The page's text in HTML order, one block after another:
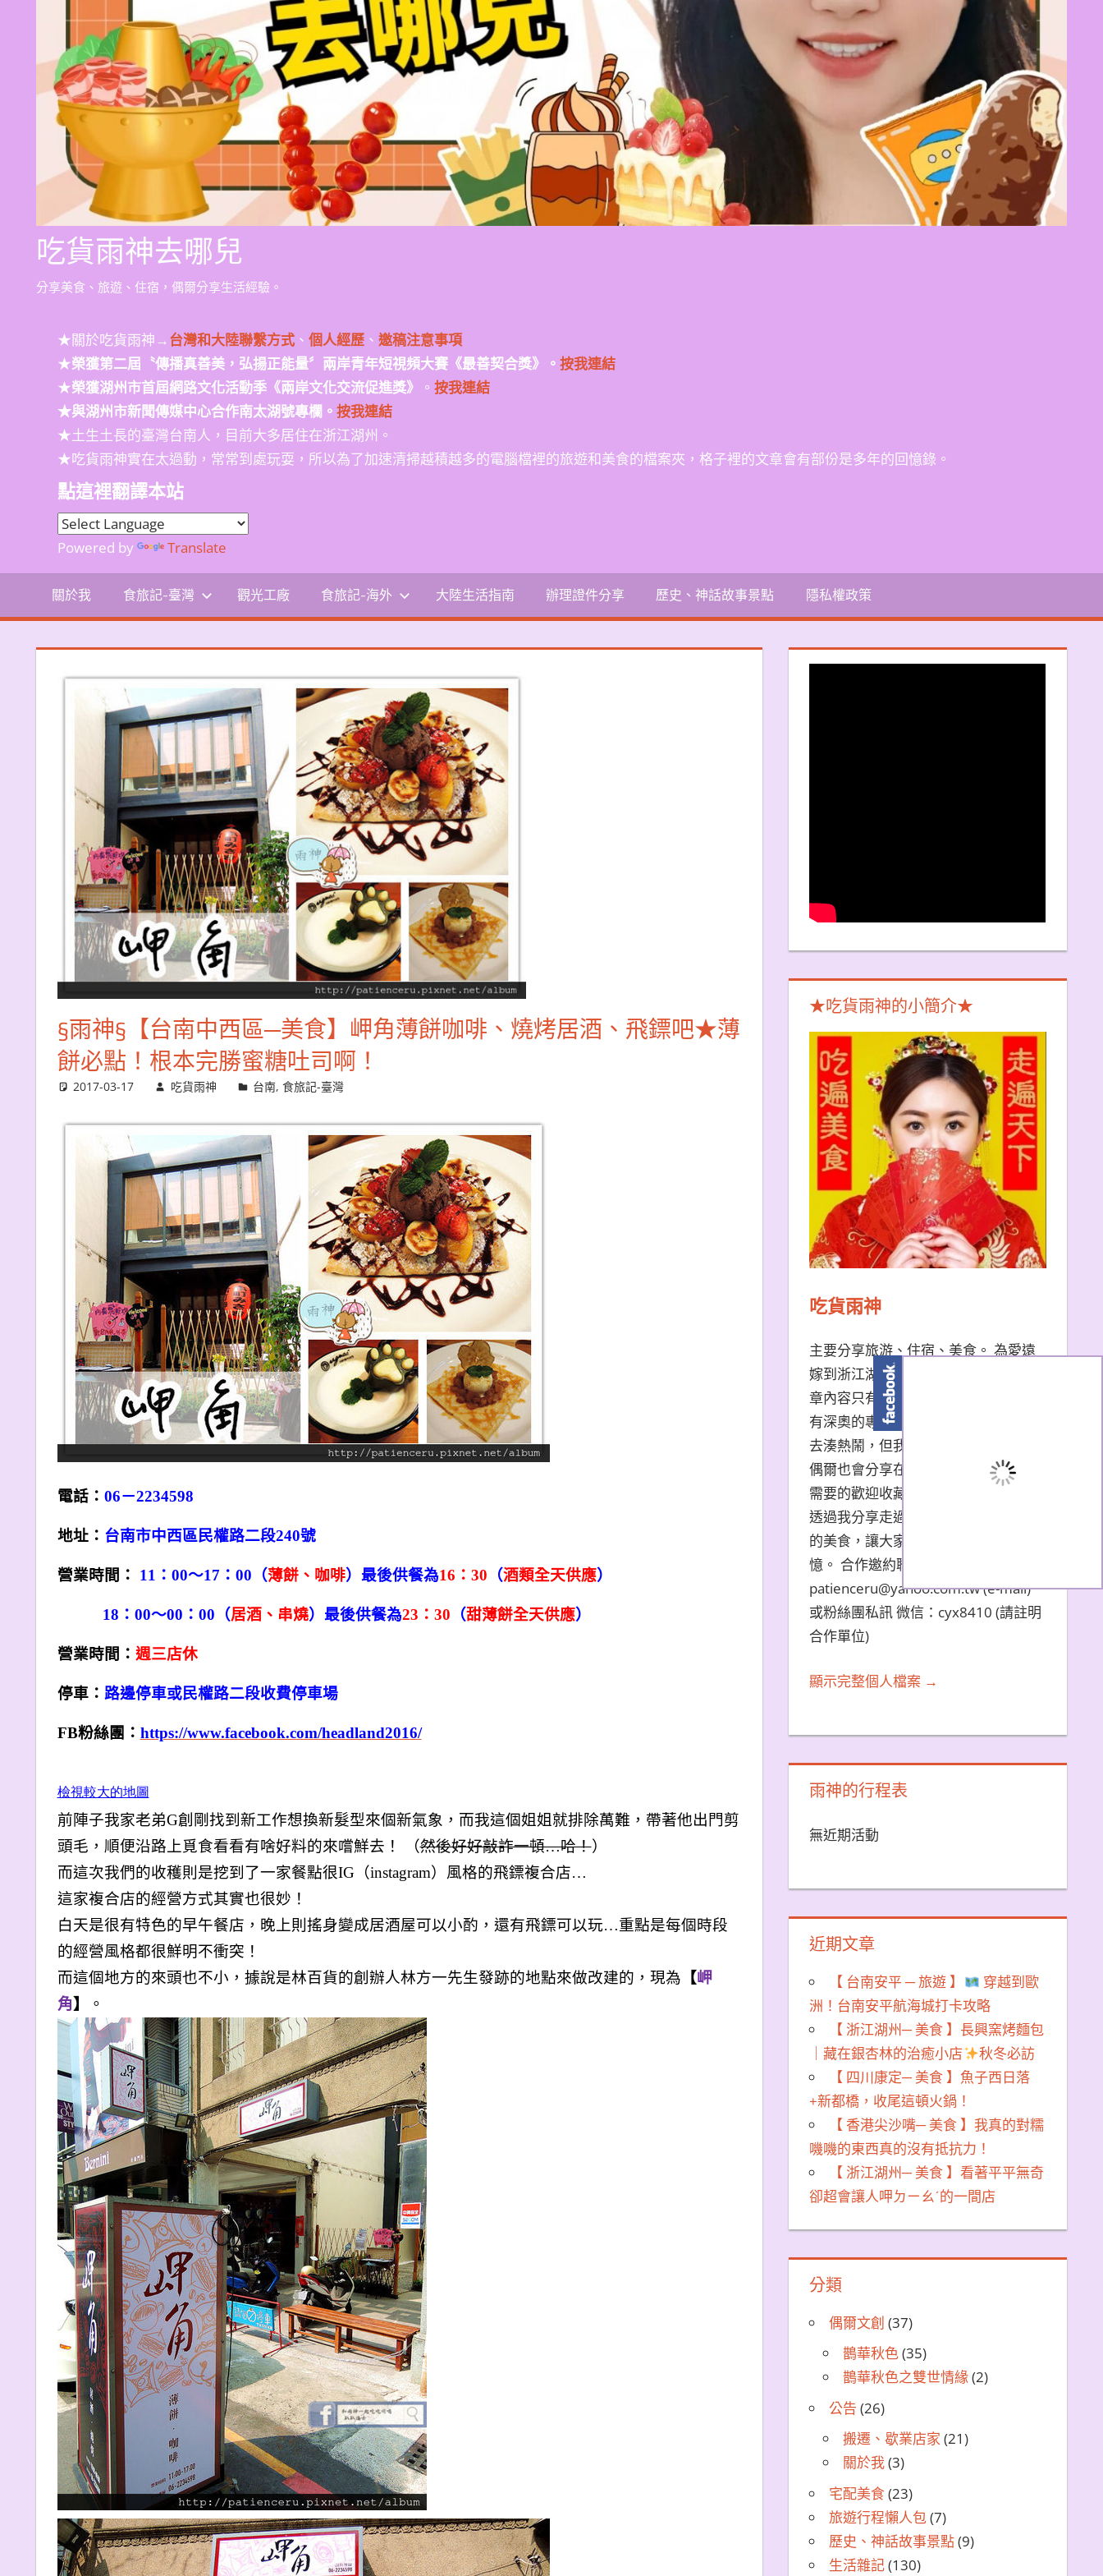
吃貨雨神去哪兒
分享美食、旅遊、住宿，偶爾分享生活經驗。
★關於吃貨雨神→台灣和大陸聯繫方式、 個人經歷、 邀稿注意事項
★榮獲第二屆〝傳播真善美，弘揚正能量〞兩岸青年短視頻大賽《最善契合獎》。 按我連結
★榮獲湖州市首屆網路文化活動季《兩岸文化交流促進獎》 。 按我連結
★與湖州市新聞傳媒中心合作南太湖號專欄。 按我連結
★土生土長的臺灣台南人，目前大多居住在浙江湖州。
★吃貨雨神實在太過動，常常到處玩耍，所以為了加速清掃越積越多的電腦檔裡的旅遊和美食的檔案夾，格子裡的文章會有部份是多年的回憶錄。
點這裡翻譯本站
Powered by Translate
關於我 食旅記-臺灣 觀光工廠 食旅記-海外 大陸生活指南 辦理證件分享 歷史、神話故事景點 隱私權政策
§雨神§【台南中西區─美食】岬角薄餅咖啡、燒烤居酒、飛鏢吧★薄
餅必點！根本完勝蜜糖吐司啊！
2017-03-17 吃貨雨神 台南,食旅記-臺灣
電話： 06－2234598
地址： 台南市中西區民權路二段240號
營業時間： 11：00～17：00（薄餅、咖啡）最後供餐為16 ：30 （酒類全天供應）
18 ：00～00：00（居酒、串燒）最後供餐為23 ：30 （甜薄餅全天供應）
營業時間： 週三店休
停車： 路邊停車或民權路二段收費停車場
FB粉絲團： https://www.facebook.com/headland2016/
檢視較大的地圖
前陣子我家老弟G創剛找到新工作想換新髮型來個新氣象，而我這個姐姐就排除萬難，帶著他出門剪
頭毛，順便沿路上覓食看看有啥好料的來嚐鮮去！ （然後好好敲詐一頓…哈！）
而這次我們的收穫則是挖到了一家餐點很IG（instagram）風格的飛鏢複合店…
這家複合店的經營方式其實也很妙！
白天是很有特色的早午餐店，晚上則搖身變成居酒屋可以小酌，還有飛鏢可以玩…重點是每個時段
的經營風格都很鮮明不衝突！
而這個地方的來頭也不小，據說是林百貨的創辦人林方一先生發跡的地點來做改建的，現為 【岬
角】 。
★吃貨雨神的小簡介★
吃貨雨神
主要分享旅游、住宿、美食。 為愛遠
嫁到浙江湖州的台南天秤座女子。 文
章內容只有非常口語易懂的描述，沒
有深奧的專有名詞。 熱門景點我也會
去湊熱鬧，但我更愛冷門小眾景點。
偶爾也會分享在大陸生活的小撇步，
需要的歡迎收藏文章。 希望大家能夠
透過我分享走過的旅遊景點和品嚐過
的美食，讓大家都能夠擁有美好的回
憶。 合作邀約聯繫方式：
patienceru@yahoo.com.tw (e-mail)
或粉絲團私訊 微信：cyx8410 (請註明
合作單位)
顯示完整個人檔案 →
雨神的行程表
無近期活動
近期文章
【 台南安平 ─ 旅遊 】
穿越到歐
洲！台南安平航海城打卡攻略
【 浙江湖州─ 美食 】長興窯烤麵包
｜藏在銀杏林的治癒小店
秋冬必訪
【 四川康定─ 美食 】魚子西日落
+新都橋，收尾這頓火鍋！
【 香港尖沙嘴─ 美食 】我真的對糯
嘰嘰的東西真的沒有抵抗力！
【 浙江湖州─ 美食 】看著平平無奇
卻超會讓人呷ㄉㄧㄠˊ的一間店
分類
偶爾文創 (37)
鵲華秋色(35)
鵲華秋色之雙世情緣(2)
公告 (26)
搬遷、歇業店家 (21)
關於我(3)
宅配美食(23)
旅遊行程懶人包(7)
歷史、神話故事景點(9)
生活雜記(130)